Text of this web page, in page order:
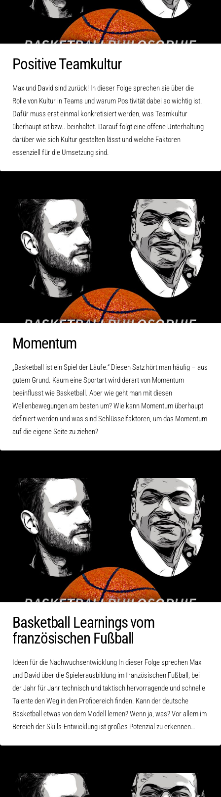
Positive Teamkultur
Max und David sind zurück! In dieser Folge sprechen sie über die
Rolle von Kultur in Teams und warum Positivität dabei so wichtig ist.
Dafür muss erst einmal konkretisiert werden, was Teamkultur
überhaupt ist bzw.. beinhaltet. Darauf folgt eine offene Unterhaltung
darüber wie sich Kultur gestalten lässt und welche Faktoren
essenziell für die Umsetzung sind.
Momentum
„Basketball ist ein Spiel der Läufe.“ Diesen Satz hört man häufig – aus
gutem Grund. Kaum eine Sportart wird derart von Momentum
beeinflusst wie Basketball. Aber wie geht man mit diesen
Wellenbewegungen am besten um? Wie kann Momentum überhaupt
definiert werden und was sind Schlüsselfaktoren, um das Momentum
auf die eigene Seite zu ziehen?
Basketball Learnings vom
französischen Fußball
Ideen für die Nachwuchsentwicklung In dieser Folge sprechen Max
und David über die Spielerausbildung im französischen Fußball, bei
der Jahr für Jahr technisch und taktisch hervorragende und schnelle
Talente den Weg in den Profibereich finden. Kann der deutsche
Basketball etwas von dem Modell lernen? Wenn ja, was? Vor allem im
Bereich der Skills-Entwicklung ist großes Potenzial zu erkennen…